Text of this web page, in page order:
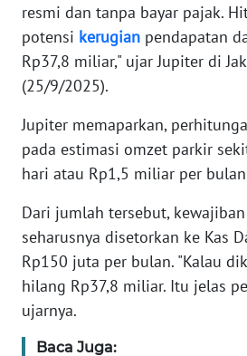
resmi dan tanpa bayar pajak.
potensi kerugian pendapatan
Rp37,8 miliar," ujar Jupiter di
(25/9/2025).
Jupiter memaparkan,
pada estimasi omzet parkir
hari atau Rp1,5 miliar per
Dari jumlah tersebut,
seharusnya disetorkan ke Kas
Rp150 juta per bulan. "Kalau
hilang Rp37,8 miliar. Itu jelas
ujarnya.
Baca Juga:
REDAKSI
KARIR
DISCLAIMER
Wahana
News
WN
SUMUT
WN